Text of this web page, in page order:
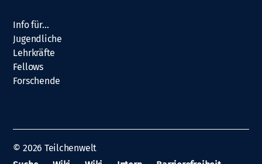
Info für…
Jugendliche
Lehrkräfte
Fellows
Forschende
© 2026 Teilchenwelt